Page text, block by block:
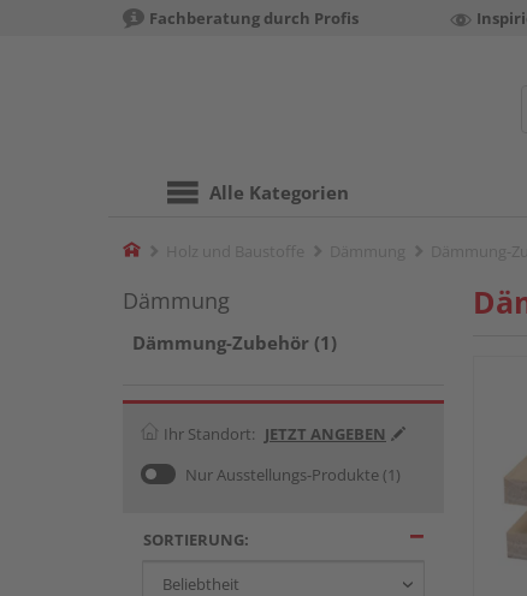
Fachberatung durch Profis
Alle Kategorien
Home
Dämmung
Dämmung-Zubehör (1)
Ihr Standort: JETZT ANGEBEN
Nur Ausstellungs-Produkte (1)
SORTIERUNG: